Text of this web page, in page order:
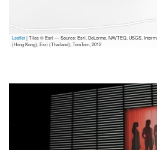
Leaflet| Tiles © Esri — Source: Esri, DeLorme, NAVTEQ, USGS,
(Hong Kong), Esri (Thailand), TomTom, 2012